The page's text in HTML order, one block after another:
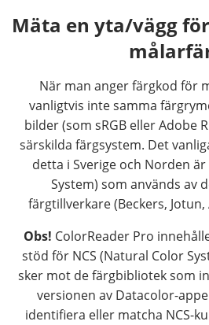
Mäta en yta/vägg
När man anger färgkod för
vanligtvis inte samma
bilder (som sRGB eller Adobe
särskilda färgsystem. Det
detta i Sverige och Norden
System) som används av
färgtillverkare (Beckers,
Obs! ColorReader Pro
stöd för NCS (Natural Color
sker mot de färgbibliotek som
versionen av Datacolor-
identifiera eller matcha NCS-